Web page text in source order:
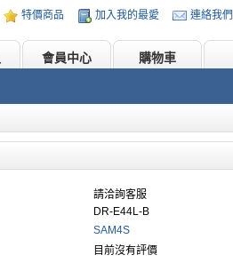
特價商品 加入我的最愛 連絡我們
會員中心 購物車
請洽詢客服
DR-E44L-B
SAM4S
目前沒有評價